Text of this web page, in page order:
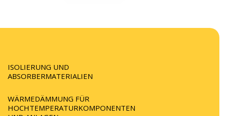
ISOLIERUNG UND
ABSORBERMATERIALIEN
WÄRMEDÄMMUNG FÜR
HOCHTEMPERATURKOMPONENTEN